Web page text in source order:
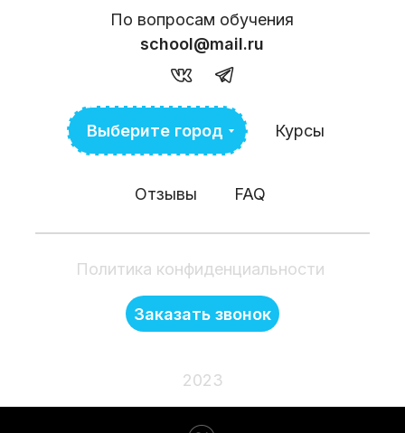
Выберите город Курсы
Отзывы FAQ
Заказать звонок
По вопросам обучения
school@mail.ru
Политика конфиденциальности
2023